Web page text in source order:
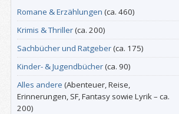
Romane & Erzählungen (ca. 460)
Krimis & Thriller(ca. 200)
Sachbücher und Ratgeber(ca. 175)
Kinder- & Jugendbücher(ca. 90)
Alles andere (Abenteuer, Reise,
Erinnerungen, SF, Fantasy sowie Lyrik – ca.
200)